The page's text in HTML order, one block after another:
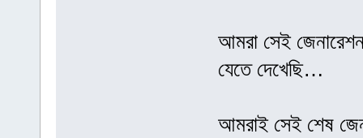
আমরা সেই
যেতে দেখেছি…
আমরাই সেই শেষ